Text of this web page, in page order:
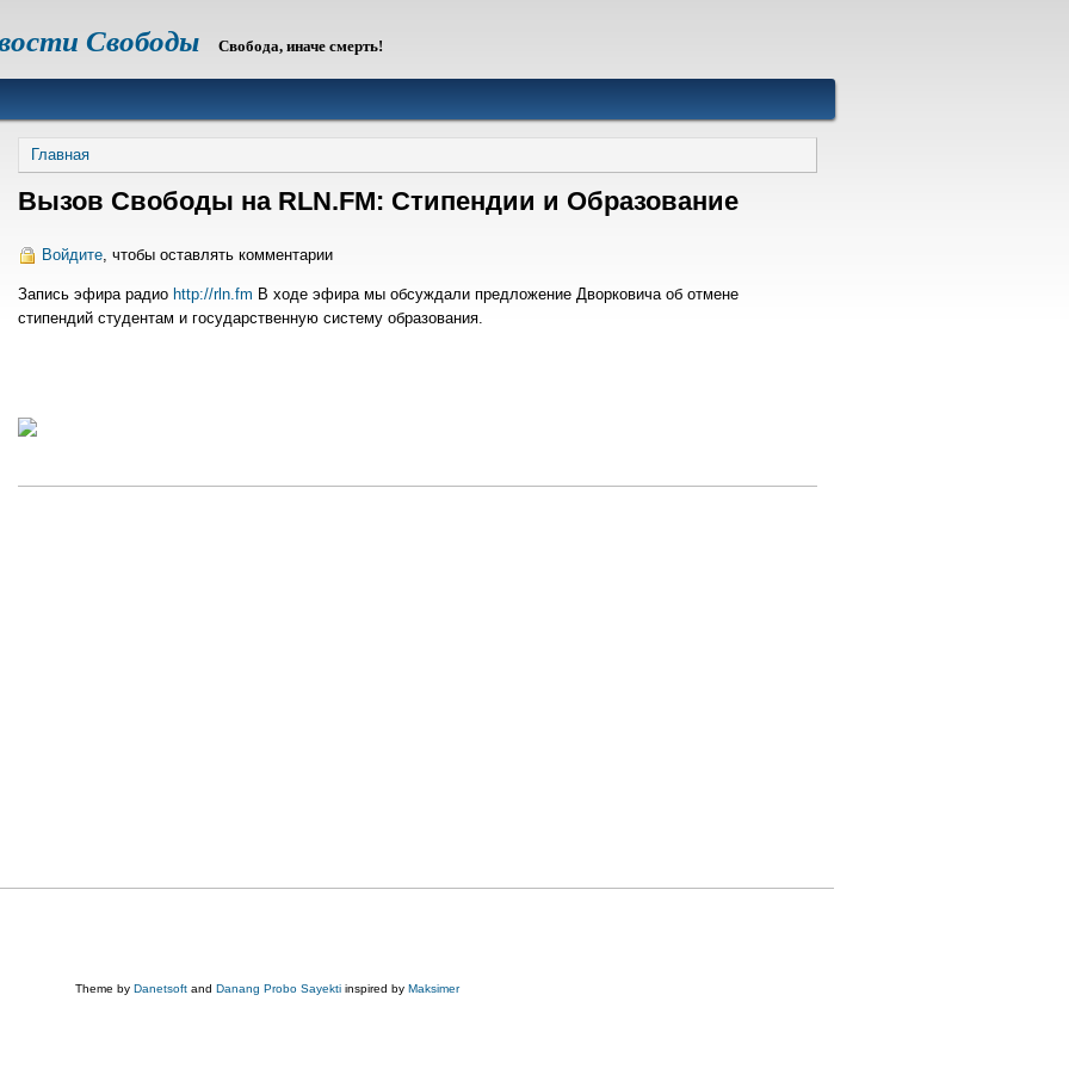
Свободы Свобода, иначе смерть!
Строка
навигации
Главная
Вызов Свободы на RLN.FM: Стипендии и Образование
Войдите , чтобы оставлять комментарии
Запись эфира радио http://rln.fm В ходе эфира мы обсуждали предложение Дворковича об отмене
стипендий студентам и государственную систему образования.
Theme by Danetsoft and Danang Probo Sayekti inspired by Maksimer